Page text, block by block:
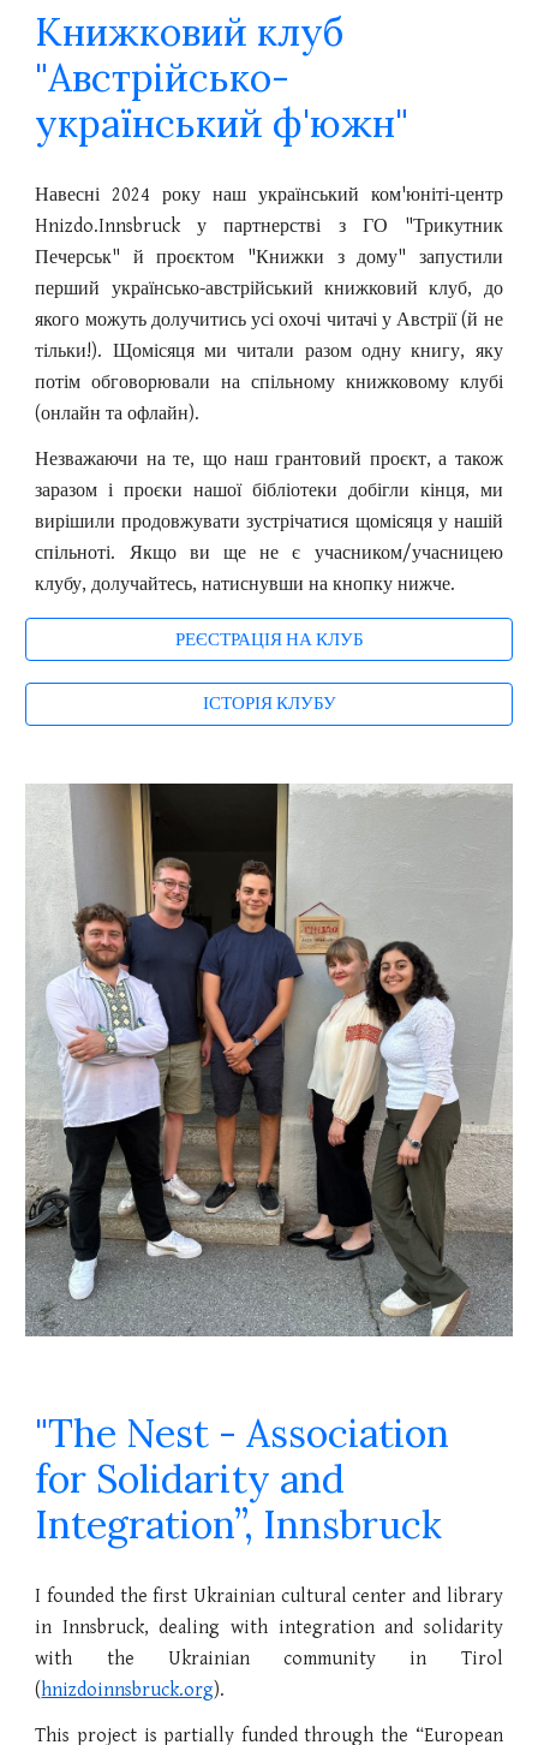
Книжковий клуб
"Австрійсько-
український ф'южн"
Навесні 2024 року наш український ком'юніті-центр
Hnizdo.Innsbruck у партнерстві з ГО "Трикутник
Печерськ" й проєктом "Книжки з дому" запустили
перший українсько-австрійський книжковий клуб, до
якого можуть долучитись усі охочі читачі у Австрії (й не
тільки!). Щомісяця ми читали разом одну книгу, яку
потім обговорювали на спільному книжковому клубі
(онлайн та офлайн).
Незважаючи на те, що наш грантовий проєкт, а також
заразом і проєки нашої бібліотеки добігли кінця, ми
вирішили продовжувати зустрічатися щомісяця у нашій
спільноті. Якщо ви ще не є учасником/учасницею
клубу, долучайтесь, натиснувши на кнопку нижче.
РЕЄСТРАЦІЯ НА КЛУБ
ІСТОРІЯ КЛУБУ
"The Nest - Association
for Solidarity and
Integration”, Innsbruck
I founded the first Ukrainian cultural center and library
in Innsbruck, dealing with integration and solidarity
with the Ukrainian community in Tirol
(hnizdoinnsbruck.org).
This project is partially funded through the “European